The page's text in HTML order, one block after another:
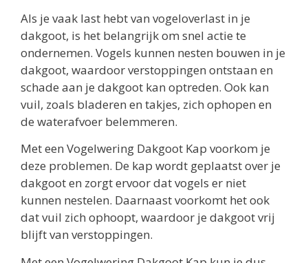
Als je vaak last hebt van vogeloverlast in je
dakgoot, is het belangrijk om snel actie te
ondernemen. Vogels kunnen nesten bouwen in je
dakgoot, waardoor verstoppingen ontstaan en
schade aan je dakgoot kan optreden. Ook kan
vuil, zoals bladeren en takjes, zich ophopen en
de waterafvoer belemmeren.
Met een Vogelwering Dakgoot Kap voorkom je
deze problemen. De kap wordt geplaatst over je
dakgoot en zorgt ervoor dat vogels er niet
kunnen nestelen. Daarnaast voorkomt het ook
dat vuil zich ophoopt, waardoor je dakgoot vrij
blijft van verstoppingen.